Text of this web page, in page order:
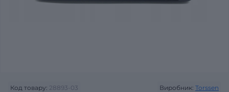
Код товару: 28893-03 Виробник: Torssen